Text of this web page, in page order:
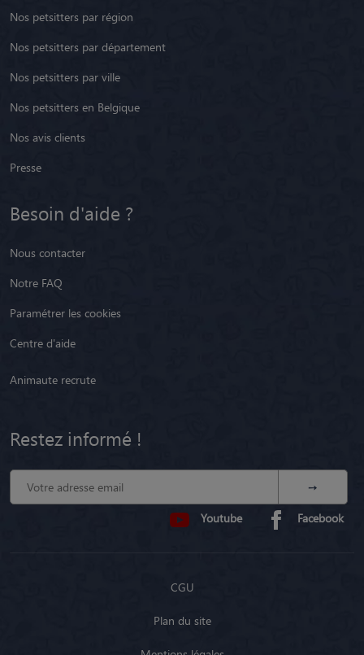
Nos petsitters par région
Nos petsitters par département
Nos petsitters par ville
Nos petsitters en Belgique
Nos avis clients
Presse
Besoin d'aide ?
Nous contacter
Notre FAQ
Paramétrer les cookies
Centre d'aide
Animaute recrute
Restez informé !
Youtube Facebook
CGU
Plan du site